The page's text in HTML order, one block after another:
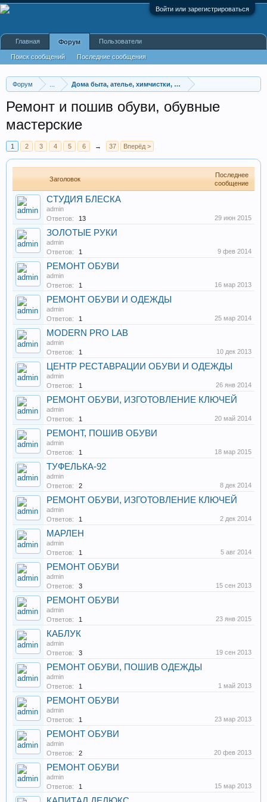
Войти или зарегистрироваться
Форум Дома быта, ателье, химчистки, ремонт одежды и обув
Ремонт и пошив обуви, обувные
мастерские
1 2 3 4 5 6 → 37 Вперёд >
Заголовок
Последнее
сообщение
СТУДИЯ БЛЕСКА
admin
Ответов:
13 29 июн 2015
ЗОЛОТЫЕ РУКИ
admin
Ответов:
1 9 фев 2014
РЕМОНТ ОБУВИ
admin
Ответов:
1 16 мар 2013
РЕМОНТ ОБУВИ И ОДЕЖДЫ
admin
Ответов:
1 25 мар 2014
MODERN PRO LAB
admin
Ответов:
1 10 дек 2013
ЦЕНТР РЕСТАВРАЦИИ ОБУВИ И ОДЕЖДЫ
admin
Ответов:
1 26 янв 2014
РЕМОНТ ОБУВИ, ИЗГОТОВЛЕНИЕ КЛЮЧЕЙ
admin
Ответов:
1 20 май 2014
РЕМОНТ, ПОШИВ ОБУВИ
admin
Ответов:
1 18 мар 2015
ТУФЕЛЬКА-92
admin
Ответов:
2 8 дек 2014
РЕМОНТ ОБУВИ, ИЗГОТОВЛЕНИЕ КЛЮЧЕЙ
admin
Ответов:
1 2 дек 2014
МАРЛЕН
admin
Ответов:
1 5 авг 2014
РЕМОНТ ОБУВИ
admin
Ответов:
3 15 сен 2013
РЕМОНТ ОБУВИ
admin
Ответов:
1 23 янв 2015
КАБЛУК
admin
Ответов:
3 19 сен 2013
РЕМОНТ ОБУВИ, ПОШИВ ОДЕЖДЫ
admin
Ответов:
1 1 май 2013
РЕМОНТ ОБУВИ
admin
Ответов:
1 23 мар 2013
РЕМОНТ ОБУВИ
admin
Ответов:
2 20 фев 2013
РЕМОНТ ОБУВИ
admin
Ответов:
1 15 мар 2013
Главная Форум
Поиск сообщений Последние сообщения
Пользователи